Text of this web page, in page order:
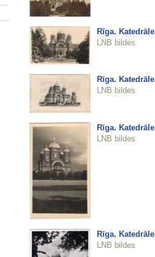
Rīga. Katedrāle
LNB bildes
Rīga. Katedrāle
LNB bildes
Rīga. Katedrāle
LNB bildes
Rīga. Katedrāle
LNB bildes